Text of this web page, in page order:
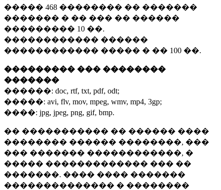
����� 468 �������� �� �������
������� � �� ��� �� ������
��������� 10 ��.
������������ ������
������������ ����� � �� 100 ��.
��������� ��� ��������
�������
������: doc, rtf, txt, pdf, odt;
�����: avi, flv, mov, mpeg, wmv, mp4, 3gp;
����: jpg, jpeg, png, gif, bmp.
�� ����������� �� ������ ����
�������� ������ ��������, ���
��� ������� ������������, �
����� ������������� ��� ��
�������. ���� ���� �������
�������������� � ��������